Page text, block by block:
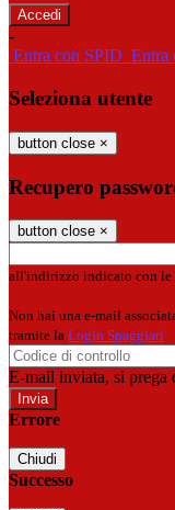
-
Entra con SPID Entra
Seleziona utente
button close ×
Recupero
button close ×
all'indirizzo indicato con le
Non hai una e-mail
tramite la Login Spaggiari
E-mail inviata, si prega
Errore
Chiudi
Successo